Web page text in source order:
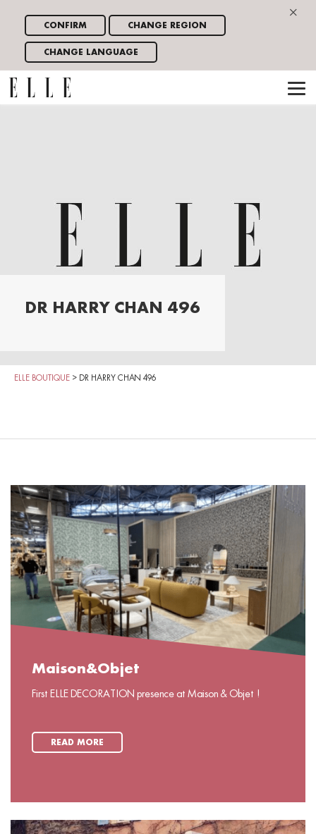
×
CONFIRM CHANGE REGION
CHANGE LANGUAGE
DR HARRY CHAN 496
ELLE BOUTIQUE > DR HARRY CHAN 496
Maison&Objet
First ELLE DECORATION presence at Maison & Objet !
READ MORE